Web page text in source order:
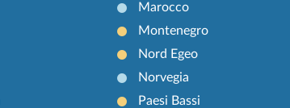
Marocco
Montenegro
Nord Egeo
Norvegia
Paesi Bassi